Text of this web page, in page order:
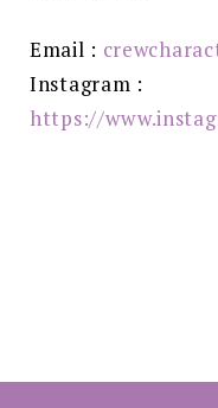
Email :
Instagram :
https://